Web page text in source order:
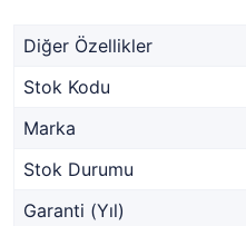
Diğer Özellikler
Stok Kodu
Marka
Stok Durumu
Garanti (Yıl)